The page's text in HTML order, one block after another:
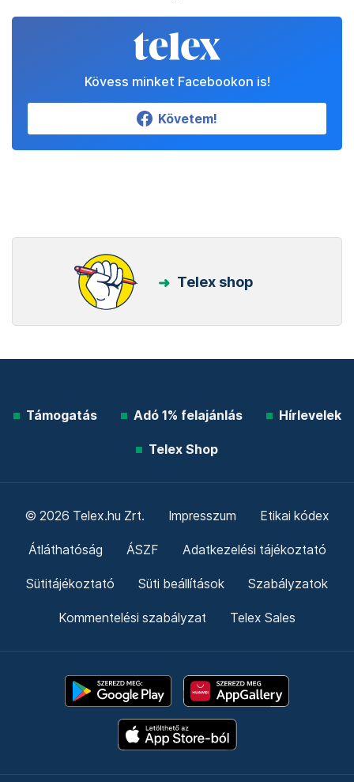
Kövess minket Facebookon is!
Követem!
Telex shop
Támogatás Adó 1% felajánlás Hírlevelek
Telex Shop
© 2026 Telex.hu Zrt. Impresszum Etikai kódex
Átláthatóság ÁSZF Adatkezelési tájékoztató
Sütitájékoztató Süti beállítások Szabályzatok
Kommentelési szabályzat Telex Sales